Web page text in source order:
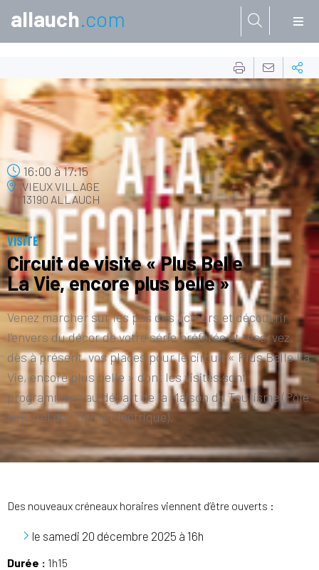
allauch.com
20
DÉC.
16:00 à17:15
VIEUX VILLAGE
13190 ALLAUCH
VISITE
Circuit de visite « Plus Belle
La Vie, encore plus belle »
Venez marcher sur les pas des acteurs et découvrir
l’envers du décor de votre série préférée et réservez,
dès à présent, vos places pour le circuit « Plus Belle La
Vie, encore plus belle » dont les visites sont
programmées au départ de la Maison du Tourisme (Pôle
culturel de l'Usine Electrique).
Des nouveaux créneaux horaires viennent d’être ouverts :
le samedi 20 décembre 2025 à 16h
Durée : 1h15